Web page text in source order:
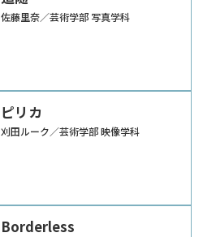
佐藤里奈／芸術学部 写真学科
ピリカ
刈田ルーク／芸術学部 映像学科
Borderless